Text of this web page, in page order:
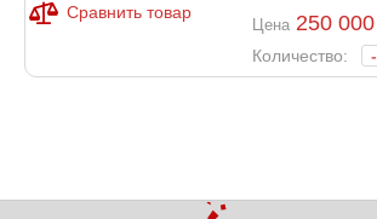
Сравнить товар
Цена 250 000
Количество: -